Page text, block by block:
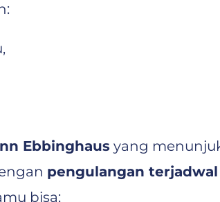
Ebbinghaus yang
pengulangan terjadwal
bisa;